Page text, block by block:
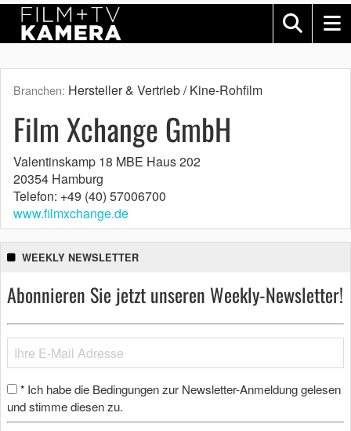
Branchen: Hersteller & Vertrieb / Kine-Rohfilm
Film Xchange GmbH
Valentinskamp 18 MBE Haus 202
20354 Hamburg
Telefon: +49 (40) 57006700
www.filmxchange.de
WEEKLY NEWSLETTER
Abonnieren Sie jetzt unseren Weekly-Newsletter!
* Ich habe die Bedingungen zur Newsletter-Anmeldung gelesen
und stimme diesen zu.